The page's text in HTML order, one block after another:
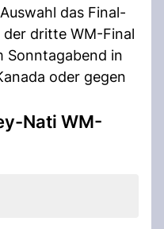
das Final-
dritte WM-Final
Sonntagabend in
oder gegen
Nati WM-